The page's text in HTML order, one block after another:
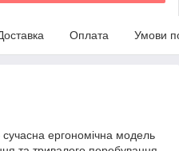
Оплата Умови
ергономічна модель